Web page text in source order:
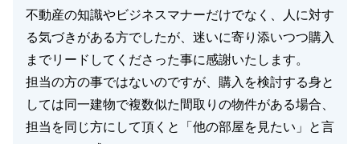
不動産の知識やビジネスマナーだけでなく、人に対す
る気づきがある方でしたが、迷いに寄り添いつつ購入
までリードしてくださった事に感謝いたします。
担当の方の事ではないのですが、購入を検討する身と
しては同一建物で複数似た間取りの物件がある場合、
担当を同じ方にして頂くと「他の部屋を見たい」と言